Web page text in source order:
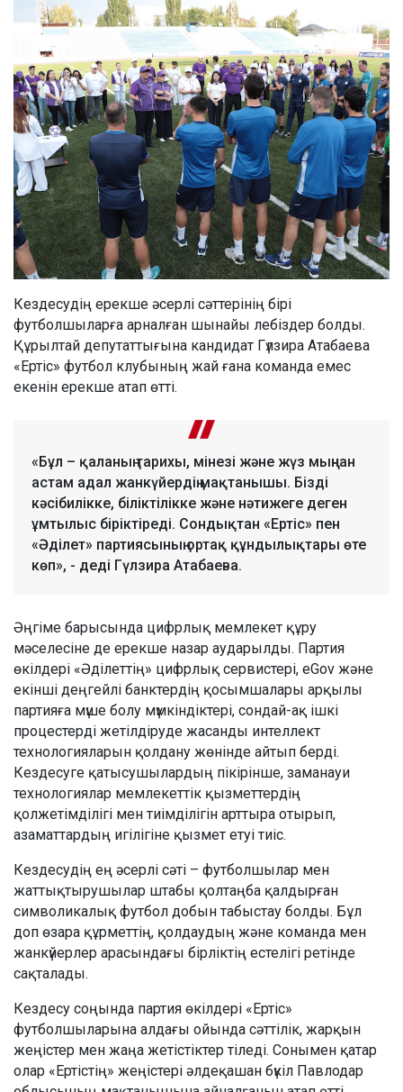
Кездесудің ерекше әсерлі сәттерінің бірі
футболшыларға арналған шынайы лебіздер болды.
Құрылтай депутаттығына кандидат Гүлзира Атабаева
«Ертіс» футбол клубының жай ғана команда емес
екенін ерекше атап өтті.
«Бұл – қаланың тарихы, мінезі және жүз мыңнан
астам адал жанкүйердің мақтанышы. Бізді
кәсібилікке, біліктілікке және нәтижеге деген
ұмтылыс біріктіреді. Сондықтан «Ертіс» пен
«Әділет» партиясының ортақ құндылықтары өте
көп», - деді Гүлзира Атабаева.
Әңгіме барысында цифрлық мемлекет құру
мәселесіне де ерекше назар аударылды. Партия
өкілдері «Әділеттің» цифрлық сервистері, eGov және
екінші деңгейлі банктердің қосымшалары арқылы
партияға мүше болу мүмкіндіктері, сондай-ақ ішкі
процестерді жетілдіруде жасанды интеллект
технологияларын қолдану жөнінде айтып берді.
Кездесуге қатысушылардың пікірінше, заманауи
технологиялар мемлекеттік қызметтердің
қолжетімділігі мен тиімділігін арттыра отырып,
азаматтардың игілігіне қызмет етуі тиіс.
Кездесудің ең әсерлі сәті – футболшылар мен
жаттықтырушылар штабы қолтаңба қалдырған
символикалық футбол добын табыстау болды. Бұл
доп өзара құрметтің, қолдаудың және команда мен
жанкүйерлер арасындағы бірліктің естелігі ретінде
сақталады.
Кездесу соңында партия өкілдері «Ертіс»
футболшыларына алдағы ойында сәттілік, жарқын
жеңістер мен жаңа жетістіктер тіледі. Сонымен қатар
олар «Ертістің» жеңістері әлдеқашан бүкіл Павлодар